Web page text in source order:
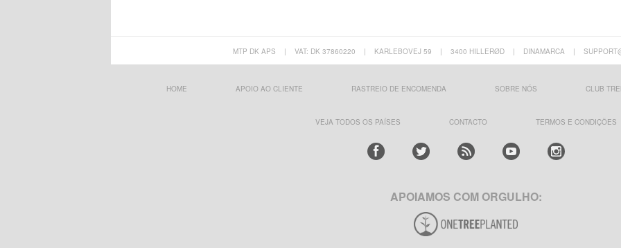
MTP DK APS | VAT: DK 37860220 | KARLEBOVEJ 59 | 3400 HILLERØD | DINAMARCA |
HOME APOIO AO CLIENTE RASTREIO DE ENCOMENDA SOBRE NÓS CLUB
VEJA TODOS OS PAÍSES CONTACTO TERMOS E CONDIÇÕES
APOIAMOS COM ORGULHO: